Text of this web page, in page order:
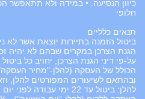
כיוון הנסיעה. • במידה ולא תתאפשר
חלופי
תנאים כלליים
ביטול הזמנה בתיירות יוצאת אשר לא
הגנת הצרכן במקרים שבהם לא יהיה
על-פי דיני הגנת הצרכן, יחויב כל
הכולל של העסקה (להלן-"מחיר
ובהתאם לשיעורים המפורטים להלן,
להלן: ביטול עד 22 ימי